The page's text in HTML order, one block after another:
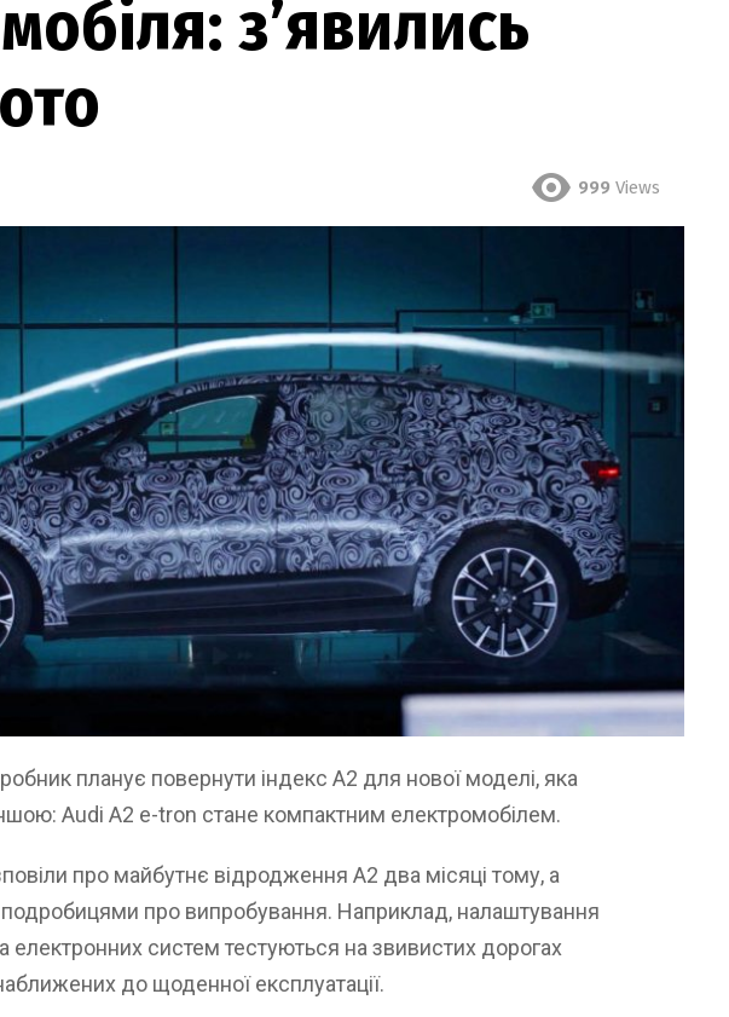
з’явились
999 Views
планує повернути індекс А2 для нової моделі, яка
Audi A2 e-tron стане компактним електромобілем.
про майбутнє відродження A2 два місяці тому, а
подробицями про випробування. Наприклад, налаштування
електронних систем тестуються на звивистих дорогах
до щоденної експлуатації.